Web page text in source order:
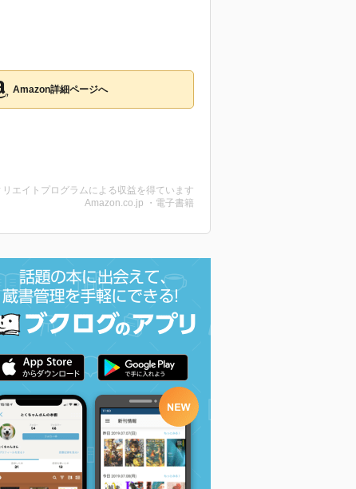
Amazon詳細ページへ
エイトプログラムによる収益を得ています
Amazon.co.jp ・電子書籍